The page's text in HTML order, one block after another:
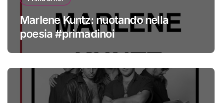
Marlene Kuntz: nuotando nella
poesia #primadinoi